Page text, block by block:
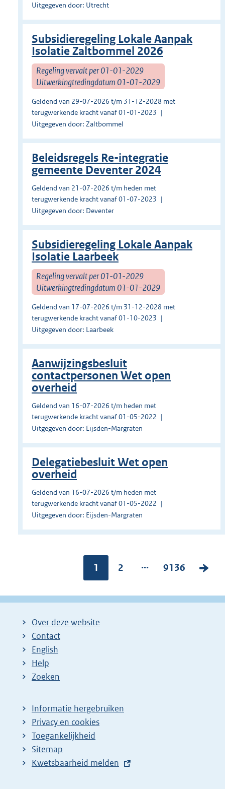
Uitgegeven door: Utrecht
Subsidieregeling Lokale Aanpak
Isolatie Zaltbommel 2026
Regeling vervalt per 01-01-2029
Uitwerkingtredingdatum 01-01-2029
Geldend van 29-07-2026 t/m 31-12-2028 met
terugwerkende kracht vanaf 01-01-2023
Uitgegeven door: Zaltbommel
Beleidsregels Re-integratie
gemeente Deventer 2024
Geldend van 21-07-2026 t/m heden met
terugwerkende kracht vanaf 01-07-2023
Uitgegeven door: Deventer
Subsidieregeling Lokale Aanpak
Isolatie Laarbeek
Regeling vervalt per 01-01-2029
Uitwerkingtredingdatum 01-01-2029
Geldend van 17-07-2026 t/m 31-12-2028 met
terugwerkende kracht vanaf 01-10-2023
Uitgegeven door: Laarbeek
Aanwijzingsbesluit
contactpersonen Wet open
overheid
Geldend van 16-07-2026 t/m heden met
terugwerkende kracht vanaf 01-05-2022
Uitgegeven door: Eijsden-Margraten
Delegatiebesluit Wet open
overheid
Geldend van 16-07-2026 t/m heden met
terugwerkende kracht vanaf 01-05-2022
Uitgegeven door: Eijsden-Margraten
Pagina:
1
P
g
2 ...
P
g
9136
V
l
Over deze website
Contact
English
Help
Zoeken
Informatie hergebruiken
Privacy en cookies
Toegankelijkheid
Sitemap
E
Kwetsbaarheid melden